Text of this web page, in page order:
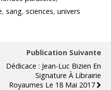
, sang, sciences, univers
Publication Suivante
Dédicace : Jean-Luc Bizien En
Signature À Librairie
Royaumes Le 18 Mai 2017